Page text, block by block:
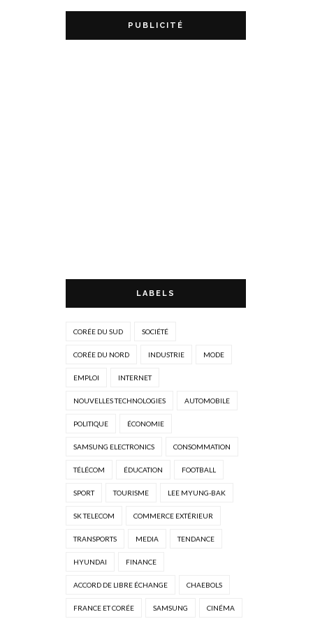
PUBLICITÉ
LABELS
CORÉE DU SUD SOCIÉTÉ
CORÉE DU NORD INDUSTRIE MODE
EMPLOI INTERNET
NOUVELLES TECHNOLOGIES AUTOMOBILE
POLITIQUE ÉCONOMIE
SAMSUNG ELECTRONICS CONSOMMATION
TÉLÉCOM ÉDUCATION FOOTBALL
SPORT TOURISME LEE MYUNG-BAK
SK TELECOM COMMERCE EXTÉRIEUR
TRANSPORTS MEDIA TENDANCE
HYUNDAI FINANCE
ACCORD DE LIBRE ÉCHANGE CHAEBOLS
FRANCE ET CORÉE SAMSUNG CINÉMA